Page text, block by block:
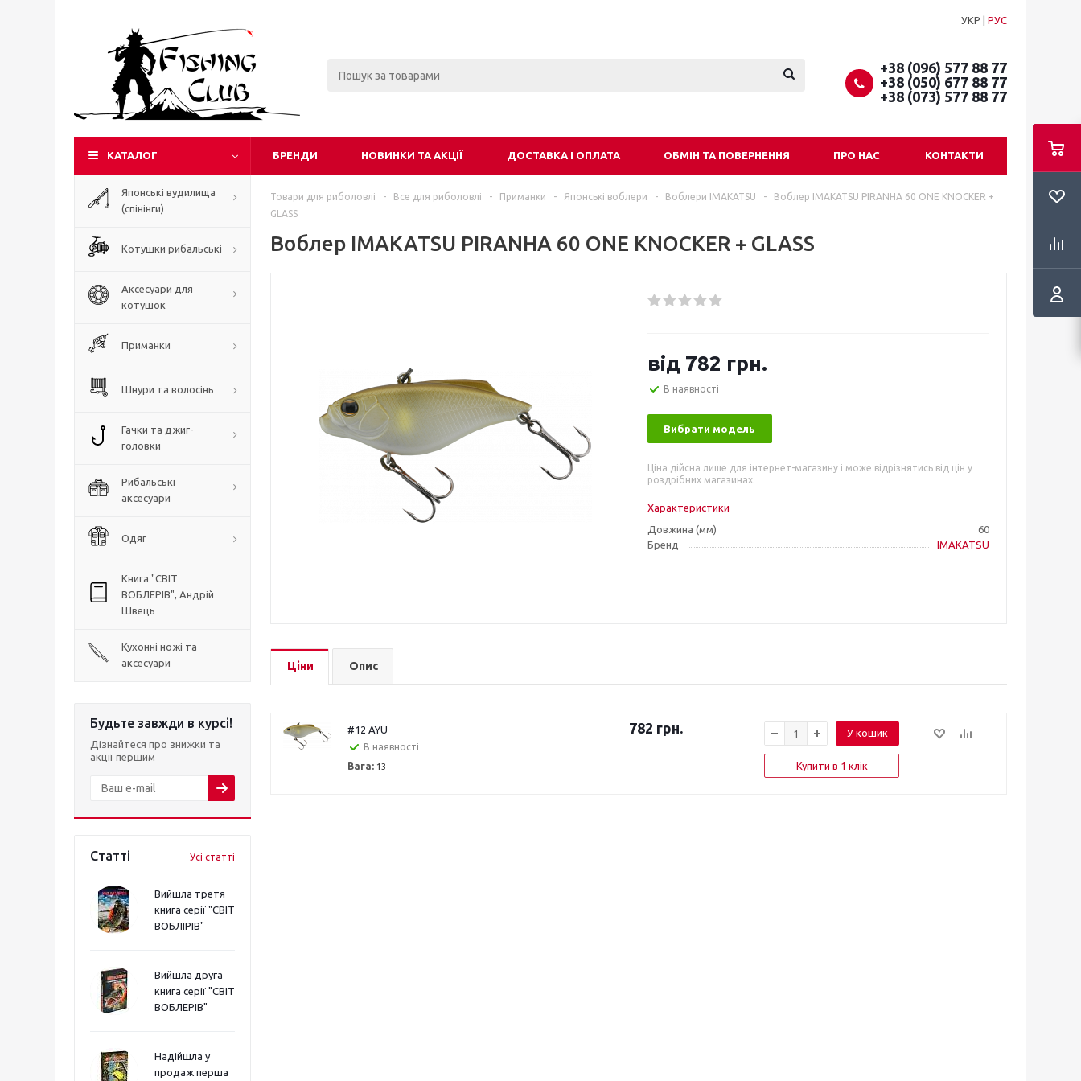
УКР РУС
+38 (096) 577 88 77
+38 (050) 677 88 77
+38 (073) 577 88 77
КАТАЛОГ БРЕНДИ НОВИНКИ ТА АКЦІЇ ДОСТАВКА І ОПЛАТА ОБМІН ТА ПОВЕРНЕННЯ ПРО НАС КОНТАКТИ
Японські вудилища
(спінінги)
Котушки рибальські
Аксесуари для
котушок
Приманки
Шнури та волосінь
Гачки та джиг-
головки
Рибальські
аксесуари
Одяг
Книга "СВІТ
ВОБЛЕРІВ", Андрій
Швець
Кухонні ножі та
аксесуари
Будьте завжди в курсі!
Дізнайтеся про знижки та
акції першим
Статті Усі статті
Вийшла третя
книга серії "СВІТ
ВОБЛІРІВ"
Вийшла друга
книга серії "СВІТ
ВОБЛЕРІВ"
Надійшла у
продаж перша
Товари для риболовлі - Все для риболовлі - Приманки - Японські воблери - Воблери IMAKATSU -
Воблер IMAKATSU PIRANHA 60 ONE KNOCKER +
GLASS
Воблер IMAKATSU PIRANHA 60 ONE KNOCKER + GLASS
від 782 грн.
В наявності
Вибрати модель
Ціна дійсна лише для інтернет-магазину і може відрізнятись від цін у
роздрібних магазинах.
Характеристики
Довжина (мм)
60
Бренд
IMAKATSU
Ціни Опис
#12 AYU
В наявності
Вага: 13
782 грн. У кошик
Купити в 1 клік